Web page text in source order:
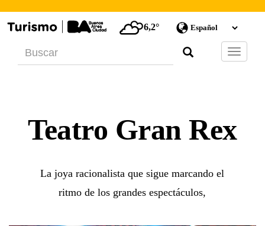
6,2°
Barra
de
Teatro Gran Rex
La joya racionalista que sigue marcando el
ritmo de los grandes espectáculos,